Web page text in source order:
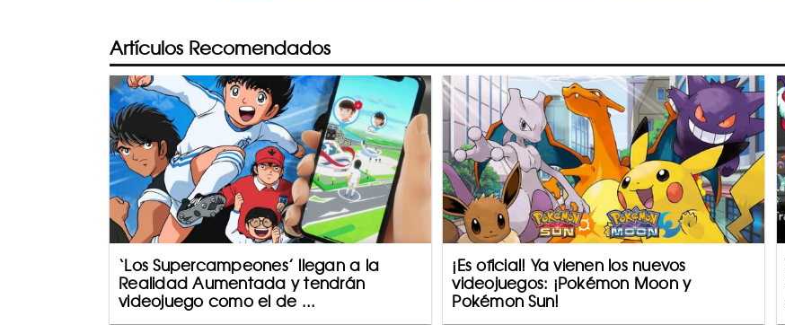
Artículos Recomendados
‘Los Supercampeones’ llegan a la
Realidad Aumentada y tendrán
videojuego como el de ...
¡Es oficial! Ya vienen los nuevos
videojuegos: ¡Pokémon Moon y
Pokémon Sun!